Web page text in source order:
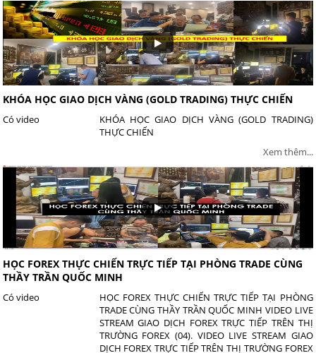
KHÓA HỌC GIAO DỊCH VÀNG (GOLD TRADING) THỰC CHIẾN
KHÓA HỌC GIAO DỊCH VÀNG (GOLD TRADING)
THỰC CHIẾN
Có video
Xem thêm...
HỌC FOREX THỰC CHIẾN TRỰC TIẾP TẠI PHÒNG TRADE CÙNG
THẦY TRẦN QUỐC MINH
HỌC FOREX THỰC CHIẾN TRỰC TIẾP TẠI PHÒNG
TRADE CÙNG THẦY TRẦN QUỐC MINH VIDEO LIVE
STREAM GIAO DỊCH FOREX TRỰC TIẾP TRÊN THỊ
TRƯỜNG FOREX (04). VIDEO LIVE STREAM GIAO
DỊCH FOREX TRỰC TIẾP TRÊN THỊ TRƯỜNG FOREX
Có video